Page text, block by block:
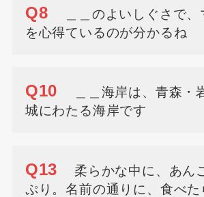
Q8
＿＿のよいしぐさで、
を心得ているのが分かるね
Q10
＿＿海岸は、青森・
城にわたる海岸です
Q13
柔らかな中に、あん
ぷり。名前の通りに、食べた